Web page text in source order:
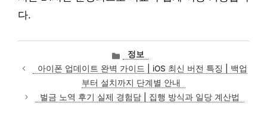
다.
카
테
고
리
정보
아이폰 업데이트 완벽 가이드 | iOS 최신 버전 특징 | 백업
부터 설치까지 단계별 안내
벌금 노역 후기 실제 경험담 | 집행 방식과 일당 계산법